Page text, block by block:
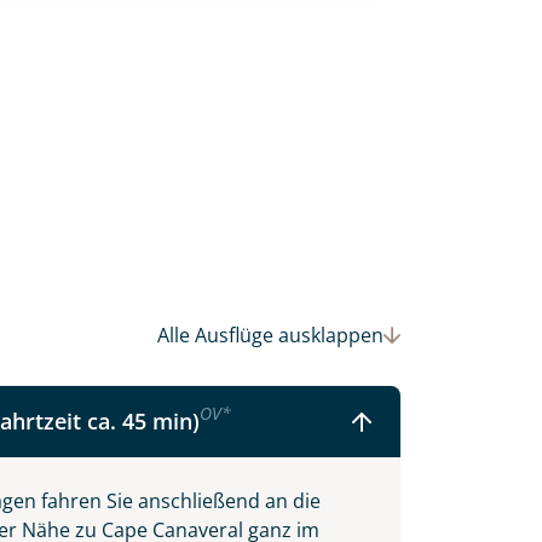
Alle Ausflügeausklappen
ca. 45 min)OV*
fahren Sie anschließend an die
Nähe zu Cape Canaveral ganz im
Wunschtermine für die Reise
gestalten wir Ihre